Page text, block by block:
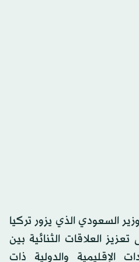
السعودي الذي يزور تركيا
العلاقات الثنائية بين
الإقليمية والدولية ذات